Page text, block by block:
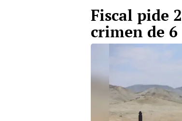
Fiscal pide
crimen de